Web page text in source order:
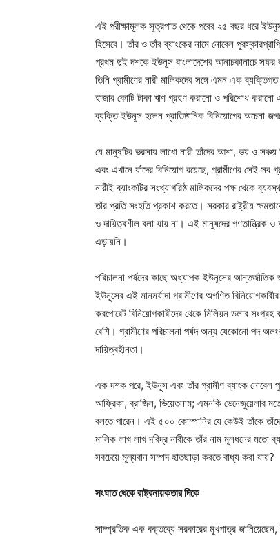
এই পরীক্ষামূলক সূত্রপাত থেকে পরের ২৫ বছর ধরে ইউনূস
হিসেবে। তাঁর ও তাঁর ব্যাংকের নামে নোবেল
প্রথম দুই দশকে ইউনূস বাংলাদেশের আনাচকানাচে সফর
তিনি গ্রামীণের নারী মালিকদের সঙ্গে এমন এক
হাজার কোটি টাকা ঋণ গ্রহণ করানো ও পরিশোধ
ব্যক্তি ইউনূস হলেন প্রাতিষ্ঠানিক বিনিয়োগের অচেনা
যে মানুষটির ভরসায় লাখো নারী তাঁদের আশা, ভয় ও সঞ্চয়
এবং এখানে যাঁদের বিনিয়োগ রয়েছে, গ্রামীণের সেই
নারীই ব্যাংকটির সংখ্যাগরিষ্ঠ মালিকদের পক্ষ থেকে
তাঁর প্রতি সংহতি প্রকাশ করতে। সরকার রাষ্ট্রীয়
ও দায়িত্বশীল বলা যায় না। এই মানুষদের গণতান্ত্রিক
এড়ায়নি।
পরিচালনা পর্ষদের কাছে অধ্যাপক ইউনূসের
ইউনূসের এই মানমর্যাদা গ্রামীণের অগণিত
করপোরেট বিনিয়োগকারীদের থেকে মিলিয়ন ডলার
বেশি। গ্রামীণের পরিচালনা পর্ষদ অন্য যেকোনো পদ
দায়িত্বহীনতা।
এক দশক পরে, ইউনূস এবং তাঁর গ্রামীণ ব্যাংক নোবেল
আফ্রিকা, ব্রাজিল, ভিয়েতনাম; এমনকি ভেনেজুয়েলার
বলতে পারেন। এই ৫০০ কোম্পানির যে কেউই তাঁকে
মালিক লাখ লাখ দরিদ্র নারীকে তাঁর নাম মূলধনের মতো
সবচেয়ে মূল্যবান সম্পদ হাতছাড়া করতে বাধ্য করা যায়?
সংঘাত থেকে রাষ্ট্রনায়কতার দিকে
সাম্প্রতিক এক বক্তব্যে সরকারের মুখপাত্র